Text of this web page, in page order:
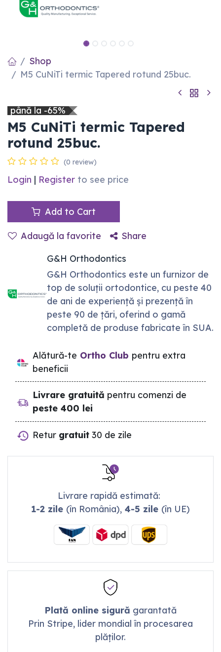
Shop
M5 CuNiTi termic Tapered rotund 25buc.
până la -65%
M5 CuNiTi termic Tapered
rotund 25buc.
(0 review)
Login | Register to see price
Add to Cart
Adaugă la favorite
Share
G&H Orthodontics
G&H Orthodontics este un furnizor de
top de soluții ortodontice, cu peste 40
de ani de experiență și prezență în
peste 90 de țări, oferind o gamă
completă de produse fabricate în SUA.
Alătură-te Ortho Club pentru extra
beneficii
Livrare gratuită pentru comenzi de
peste 400 lei
Retur gratuit 30 de zile
Livrare rapidă estimată:
1-2 zile (în România),4-5 zile (în UE)
Plată online sigură garantată
Prin Stripe, lider mondial în procesarea
plăților.